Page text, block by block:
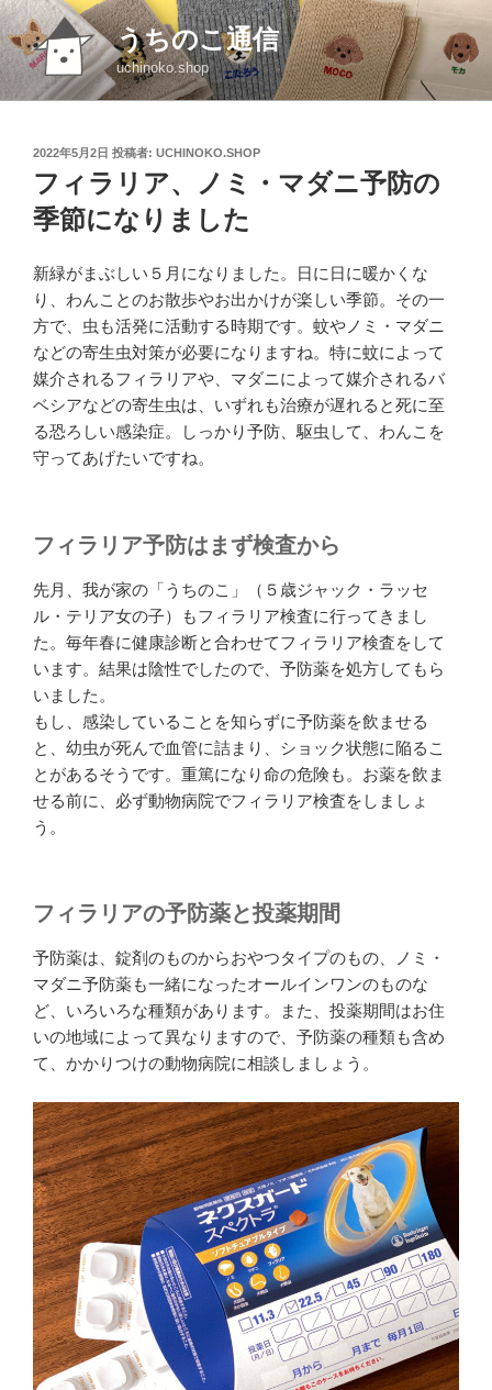
コ
ン
テ
ン
うちのこ通信
uchinoko.shop
投
稿
日:
2022年5月2日 投稿者: UCHINOKO.SHOP
フィラリア、ノミ・マダニ予防の
季節になりました
新緑がまぶしい５月になりました。日に日に暖かくな
り、わんことのお散歩やお出かけが楽しい季節。その一
方で、虫も活発に活動する時期です。蚊やノミ・マダニ
などの寄生虫対策が必要になりますね。特に蚊によって
媒介されるフィラリアや、マダニによって媒介されるバ
ベシアなどの寄生虫は、いずれも治療が遅れると死に至
る恐ろしい感染症。しっかり予防、駆虫して、わんこを
守ってあげたいですね。
フィラリア予防はまず検査から
先月、我が家の「うちのこ」（５歳ジャック・ラッセ
ル・テリア女の子）もフィラリア検査に行ってきまし
た。毎年春に健康診断と合わせてフィラリア検査をして
います。結果は陰性でしたので、予防薬を処方してもら
いました。
もし、感染していることを知らずに予防薬を飲ませる
と、幼虫が死んで血管に詰まり、ショック状態に陥るこ
とがあるそうです。重篤になり命の危険も。お薬を飲ま
せる前に、必ず動物病院でフィラリア検査をしましょ
う。
フィラリアの予防薬と投薬期間
予防薬は、錠剤のものからおやつタイプのもの、ノミ・
マダニ予防薬も一緒になったオールインワンのものな
ど、いろいろな種類があります。また、投薬期間はお住
いの地域によって異なりますので、予防薬の種類も含め
て、かかりつけの動物病院に相談しましょう。